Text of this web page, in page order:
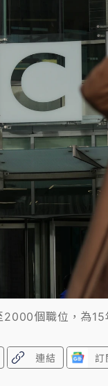
玩兩面手法 郭台
玉蔻蔡玉真開撕
委任 預算難關如何
首要3件事
個職位，為
連結 訂